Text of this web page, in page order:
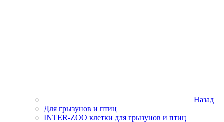
Назад
Для грызунов и птиц
INTER-ZOO клетки для грызунов и птиц